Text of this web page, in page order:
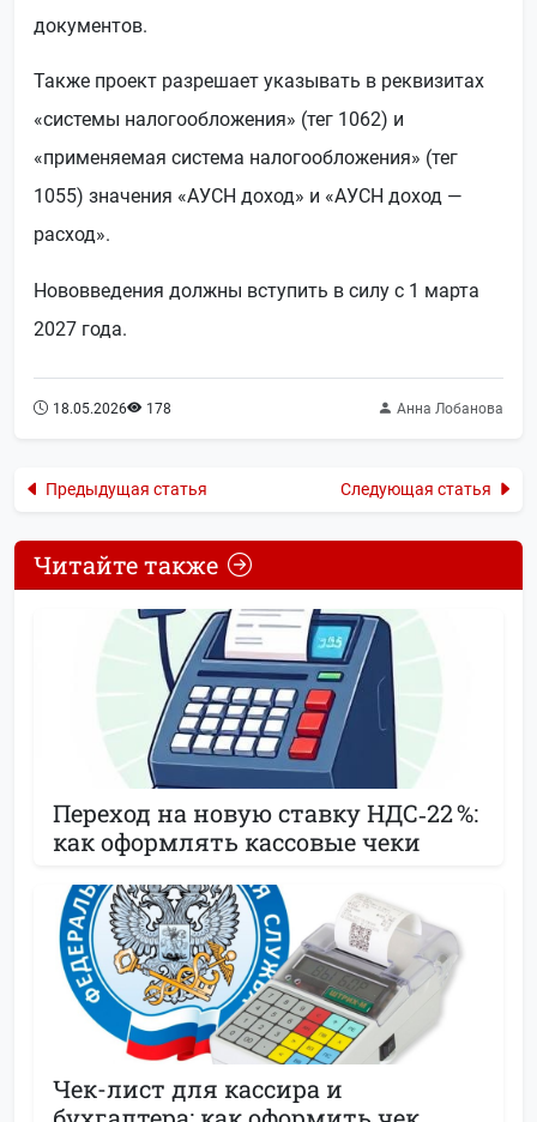
документов.
Также проект разрешает указывать в реквизитах
«системы налогообложения» (тег 1062) и
«применяемая система налогообложения» (тег
1055) значения «АУСН доход» и «АУСН доход —
расход».
Нововведения должны вступить в силу с 1 марта
2027 года.
18.05.2026 178 Анна Лобанова
Предыдущая статья Следующая статья
Читайте также
Переход на новую ставку НДС‑22 %:
как оформлять кассовые чеки
Чек-лист для кассира и